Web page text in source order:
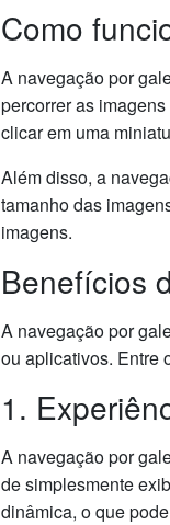
Como
A navegação por
percorrer as
clicar em uma
Além disso, a
tamanho das
imagens.
Benefícios
A navegação por
ou aplicativos. Entre
1.
A navegação por
de simplesmente
dinâmica, o que